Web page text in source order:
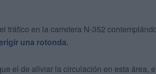
tráfico en la carretera N-352
una rotonda.
el de aliviar la circulación en esta área,